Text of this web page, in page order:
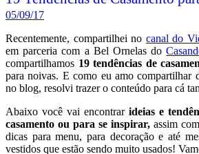
05/09/17
em parceria com a Bel Ornelas do
compartilhamos19 tendências de
para noivas. E como eu amo compartilhar
no blog, resolvi trazer o conteúdo para cá
casamento ou para se inspirar,assim
dicas para menu, para decoração e até
vestidos que estão sendo muito usados!